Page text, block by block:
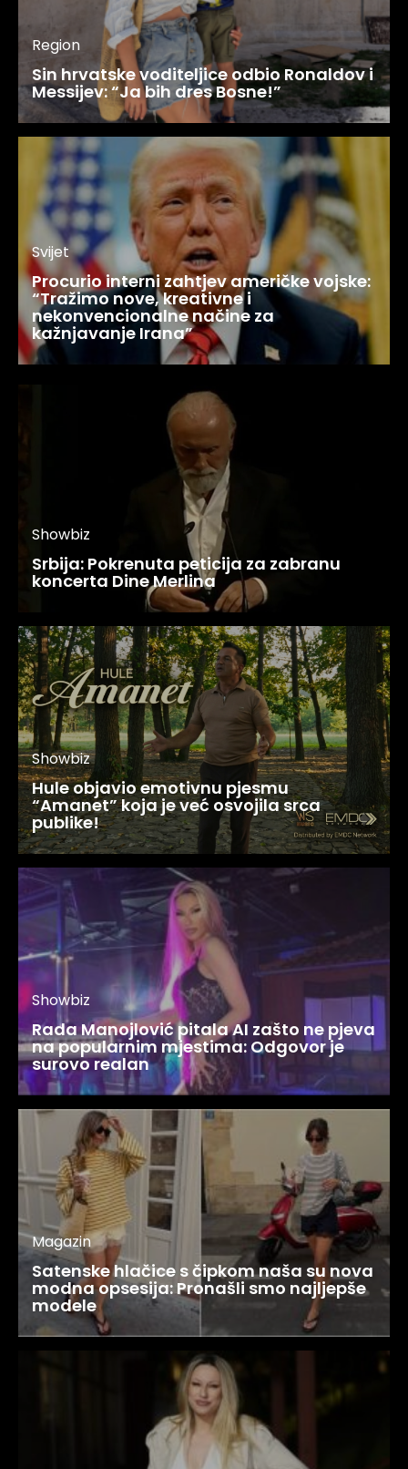
Region
Sin hrvatske voditeljice odbio Ronaldov i
Messijev: “Ja bih dres Bosne!”
Svijet
Procurio interni zahtjev američke vojske:
“Tražimo nove, kreativne i
nekonvencionalne načine za
kažnjavanje Irana”
Showbiz
Srbija: Pokrenuta peticija za zabranu
koncerta Dine Merlina
Showbiz
Hule objavio emotivnu pjesmu
“Amanet” koja je već osvojila srca
publike!
Showbiz
Rada Manojlović pitala AI zašto ne pjeva
na popularnim mjestima: Odgovor je
surovo realan
Magazin
Satenske hlačice s čipkom naša su nova
modna opsesija: Pronašli smo najljepše
modele